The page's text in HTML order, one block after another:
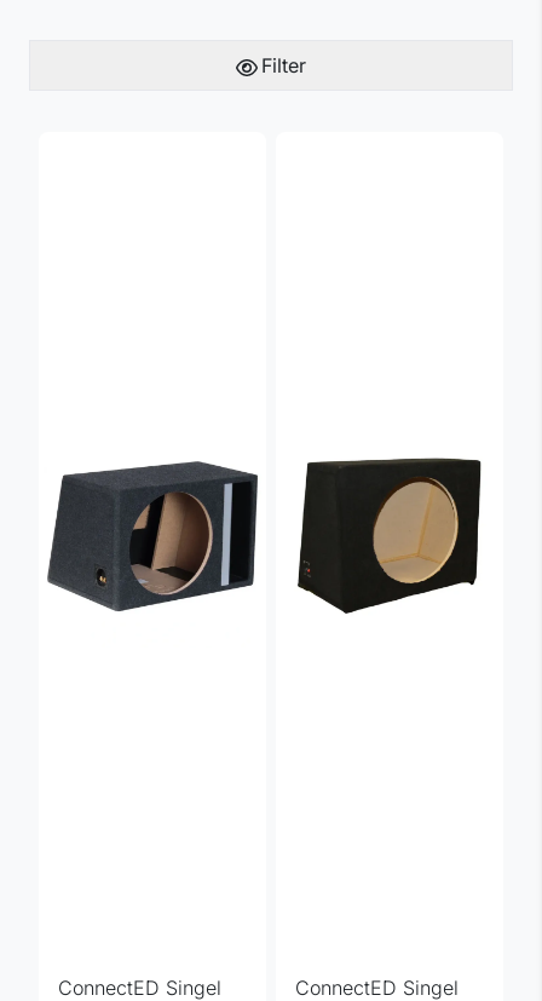
Filter
ConnectED Singel
ConnectED Singel